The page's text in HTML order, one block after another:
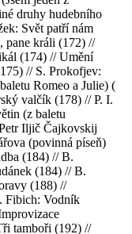
druhy hudebního
Svět patří nám
pane králi (172) //
(174) // Umění
// S. Prokofjev:
Romeo a Julie) (
valčík (178) // P. I.
(z baletu
Iljič Čajkovskij
(povinná píseň)
(184) // B.
(184) // B.
(188) //
Fibich: Vodník
tamboři (192) //